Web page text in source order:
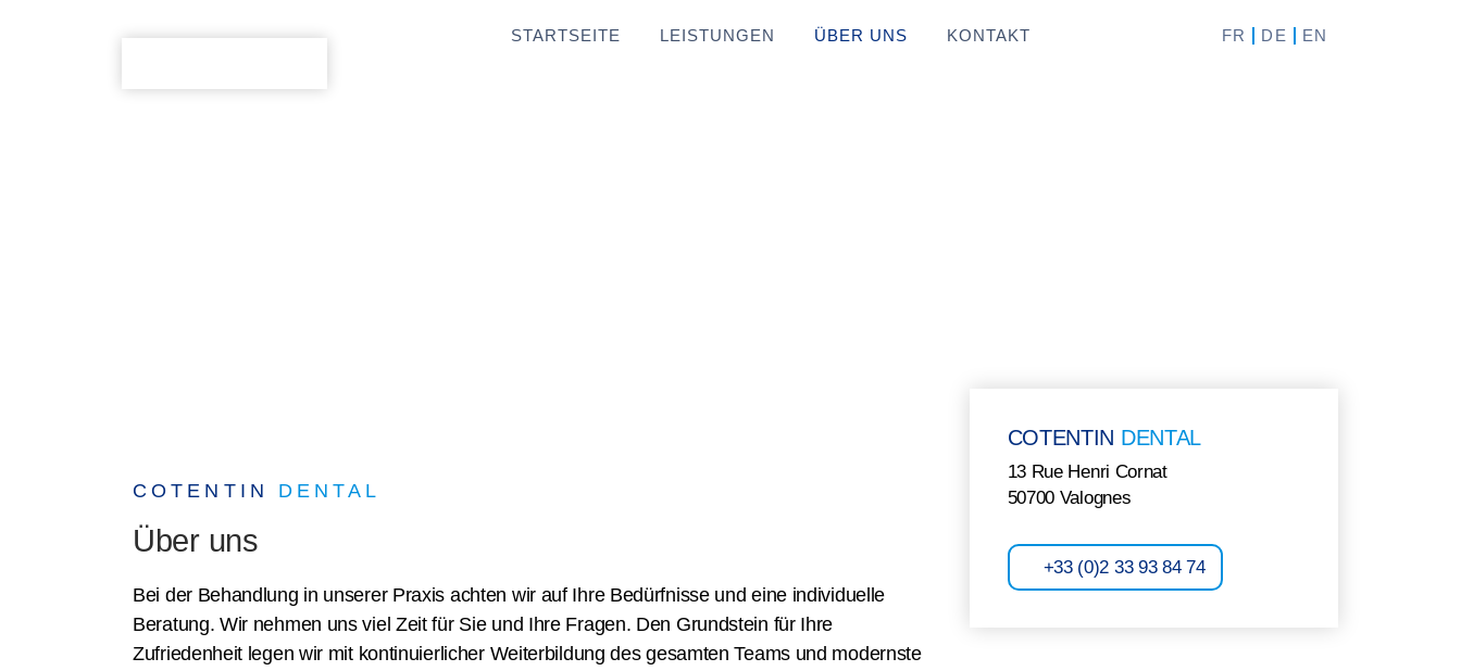
STARTSEITE LEISTUNGEN ÜBER UNS KONTAKT FR DE EN
COTENTIN DENTAL
Über uns
Bei der Behandlung in unserer Praxis achten wir auf Ihre Bedürfnisse und eine individuelle
Beratung. Wir nehmen uns viel Zeit für Sie und Ihre Fragen. Den Grundstein für Ihre
Zufriedenheit legen wir mit kontinuierlicher Weiterbildung des gesamten Teams und modernste
COTENTIN DENTAL
13 Rue Henri Cornat
50700 Valognes
+33 (0)2 33 93 84 74